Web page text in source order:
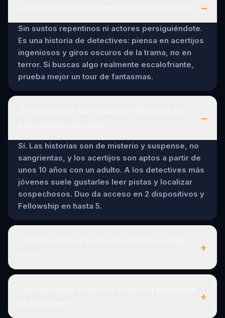
–
Sin sustos repentinos ni actores persiguiéndote.
Es una historia de detectives: piensa en acertijos
ingeniosos y giros oscuros de la trama, no en
terror. Si buscas algo realmente escalofriante,
prueba mejor un tour de fantasmas.
–
Sí. Las historias son de misterio y suspense, no
sangrientas, y los acertijos son aptos a partir de
unos 10 años con un adulto. A los detectives más
jóvenes suele gustarles leer pistas y localizar
sospechosos. Duo da acceso en 2 dispositivos y
Fellowship en hasta 5.
+
+